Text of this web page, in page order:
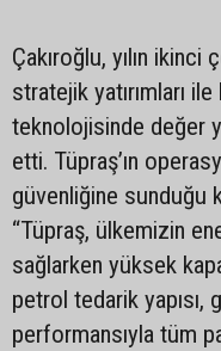
Çakıroğlu, yılın
stratejik yatırımları
teknolojisinde değer
etti. Tüpraş’ın
güvenliğine sunduğu
“Tüpraş, ülkemizin
sağlarken yüksek
petrol tedarik
performansıyla tüm